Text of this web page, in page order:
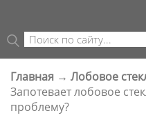
ФОРМА ПОИСКА
Поиск
ВЫ ЗДЕСЬ
Главная → Лобовое
Запотевает лобовое
проблему?